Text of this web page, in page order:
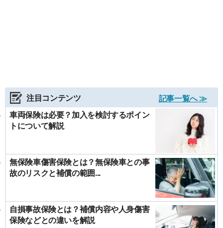
注目コンテンツ
記事一覧へ ≫
車両保険は必要？加入を検討するポイン
トについて解説
無保険車傷害保険とは？無保険車との事
故のリスクと補償の範囲...
自損事故保険とは？補償内容や人身傷害
保険などとの違いを解説